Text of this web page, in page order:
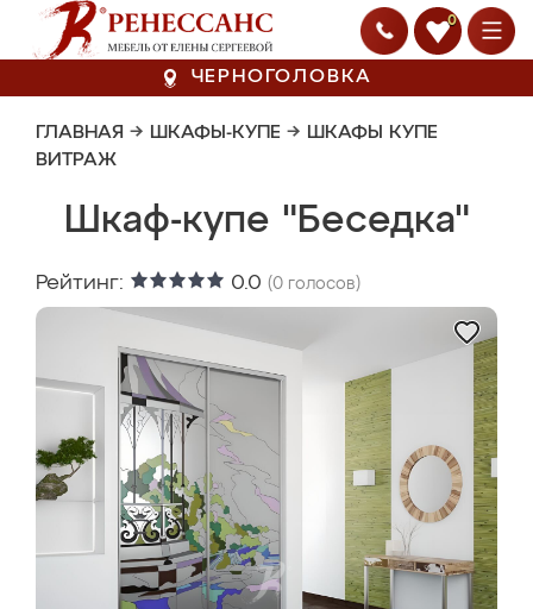
0
ЧЕРНОГОЛОВКА
ГЛАВНАЯ → ШКАФЫ-КУПЕ → ШКАФЫ КУПЕ
ВИТРАЖ
Шкаф-купе "Беседка"
Рейтинг: 0.0 (0 голосов)